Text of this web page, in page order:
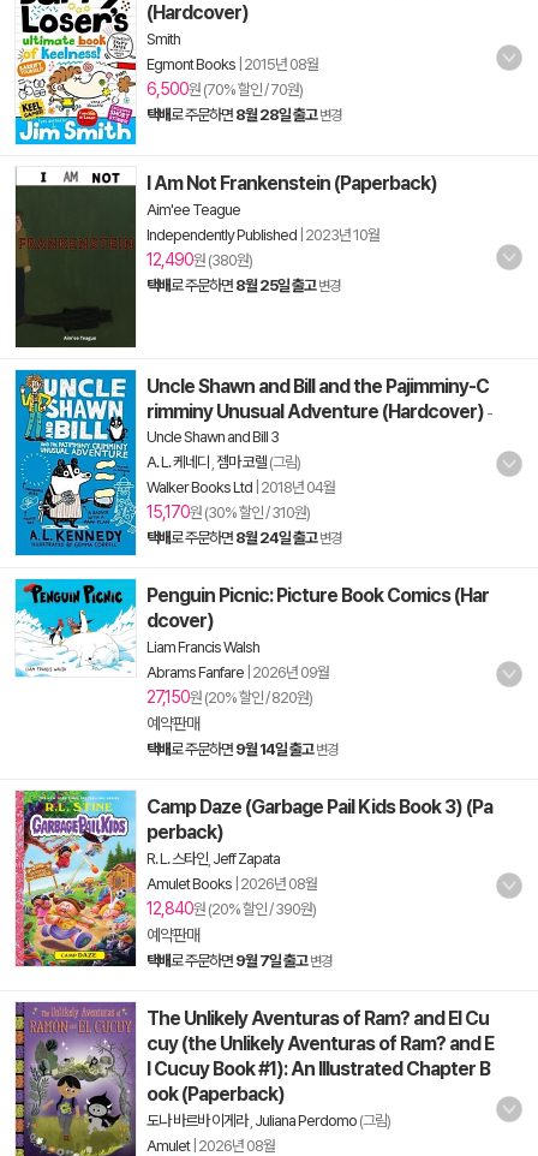
(Hardcover)
Smith
Egmont Books 2015년 08월
6,500원 (70% 할인 / 70원)
택배로 주문하면 8월 28일 출고 변경
I Am Not Frankenstein (Paperback)
Aim'ee Teague
Independently Published 2023년 10월
12,490원 (380원)
택배로 주문하면 8월 25일 출고 변경
Uncle Shawn and Bill and the Pajimminy-C
rimminy Unusual Adventure (Hardcover) -
Uncle Shawn and Bill 3
A. L. 케네디 젬마 코렐 (그림)
Walker Books Ltd 2018년 04월
15,170원 (30% 할인 / 310원)
택배로 주문하면 8월 24일 출고 변경
Penguin Picnic: Picture Book Comics (Har
dcover)
Liam Francis Walsh
Abrams Fanfare 2026년 09월
27,150원 (20% 할인 / 820원)
예약판매
택배로 주문하면 9월 14일 출고 변경
Camp Daze (Garbage Pail Kids Book 3) (Pa
perback)
R. L. 스타인 Jeff Zapata
Amulet Books 2026년 08월
12,840원 (20% 할인 / 390원)
예약판매
택배로 주문하면 9월 7일 출고 변경
The Unlikely Aventuras of Ram? and El Cu
cuy (the Unlikely Aventuras of Ram? and E
l Cucuy Book #1): An Illustrated Chapter B
ook (Paperback)
도나 바르바 이게라, Juliana Perdomo (그림)
Amulet| 2026년 08월